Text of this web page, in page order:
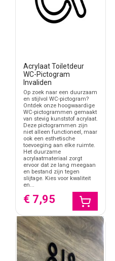
Acrylaat Toiletdeur
WC-Pictogram
Invaliden
Op zoek naar een duurzaam
en stijlvol WC-pictogram?
Ontdek onze hoogwaardige
WC-pictogrammen gemaakt
van stevig kunststof acrylaat.
Deze pictogrammen zijn
niet alleen functioneel, maar
ook een esthetische
toevoeging aan elke ruimte.
Het duurzame
acrylaatmateriaal zorgt
ervoor dat ze lang meegaan
en bestand zijn tegen
slijtage. Kies voor kwaliteit
en...
€ 7,95